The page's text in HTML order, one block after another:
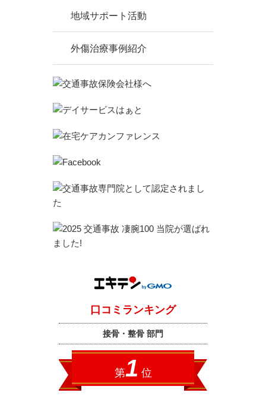
地域サポート活動
外傷治療事例紹介